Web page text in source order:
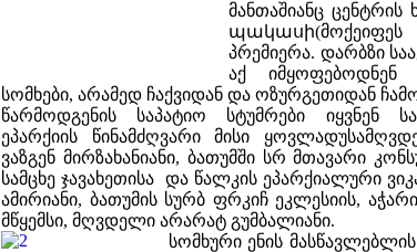
მანთაშიანც
պակասի(მოქეიფეს
პრემიერა. დარბზი
აქ იმყოფებოდნენ
სომხები, არამედ ჩაქვიდან და ოზურგეთიდან
წარმოდგენის საპატიო სტუმრები იყვნენ
ეპარქიის წინამძღვარი მისი
ვაზგენ მირზახანიანი, ბათუმში სრ მთავარი
სამცხე ჯავახეთისა და წალკის ეპარქიალური
ამირიანი, ბათუმის სურბ ფრკიჩ ეკლესიის,
მწყემსი, მღვდელი არარატ გუმბალიანი.
სომხური ენის